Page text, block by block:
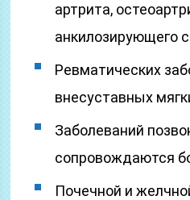
артрита,
анкилозирующего
Ревматических
внесуставных
Заболеваний
сопровождаются
Почечной и